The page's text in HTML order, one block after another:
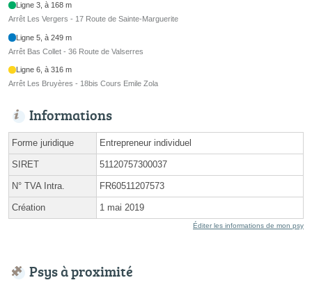
Ligne 3, à 168 m
Arrêt Les Vergers - 17 Route de Sainte-Marguerite
Ligne 5, à 249 m
Arrêt Bas Collet - 36 Route de Valserres
Ligne 6, à 316 m
Arrêt Les Bruyères - 18bis Cours Emile Zola
Informations
Forme juridique Entrepreneur individuel
SIRET 51120757300037
N° TVA Intra. FR60511207573
Création 1 mai 2019
Éditer les informations de mon psy
Psys à proximité